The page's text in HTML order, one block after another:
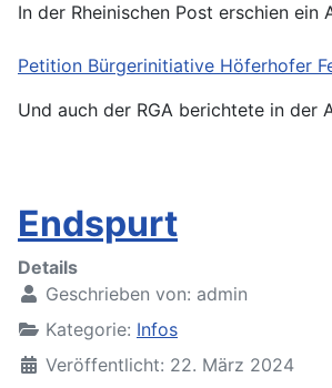
In der Rheinischen Post erschien
Petition Bürgerinitiative Höferhofer
Und auch der RGA berichtete in der
Endspurt
Details
Geschrieben von: admin
Kategorie: Infos
Veröffentlicht: 22. März 2024